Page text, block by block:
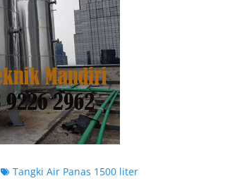
TagsTangki Air Panas 1500 liter